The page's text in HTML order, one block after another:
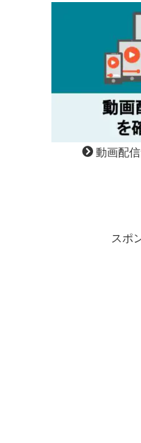
動画配
スポ